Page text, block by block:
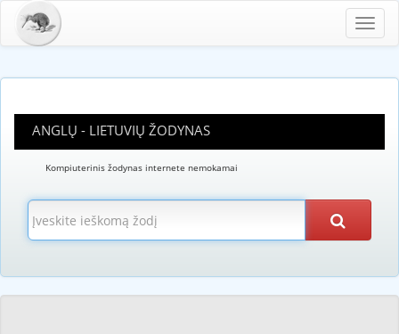
ANGLŲ - LIETUVIŲ ŽODYNAS
Kompiuterinis žodynas internete nemokamai